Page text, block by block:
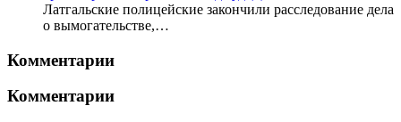
Латгальские полицейские закончили расследование дела
о вымогательстве,…
Комментарии
Комментарии